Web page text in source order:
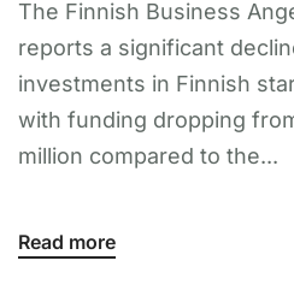
The Finnish Business
reports a significant
investments in Finnish
with funding dropping
million compared to the...
Read more